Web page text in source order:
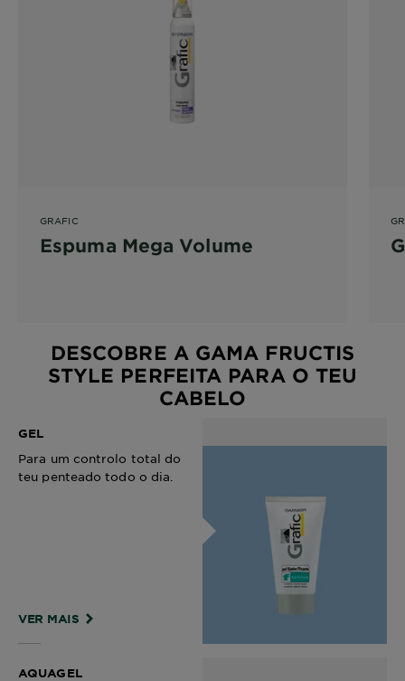
GRAFIC
Espuma Mega Volume
DESCOBRE A GAMA FRUCTIS
STYLE PERFEITA PARA O TEU
CABELO
GEL
Para um controlo total do
teu penteado todo o dia.
VER MAIS
AQUAGEL